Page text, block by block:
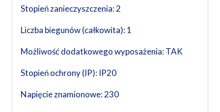
Stopień zanieczyszczenia: 2
Liczba biegunów (całkowita): 1
Możliwość dodatkowego wyposażenia: TAK
Stopień ochrony (IP): IP20
Napięcie znamionowe: 230